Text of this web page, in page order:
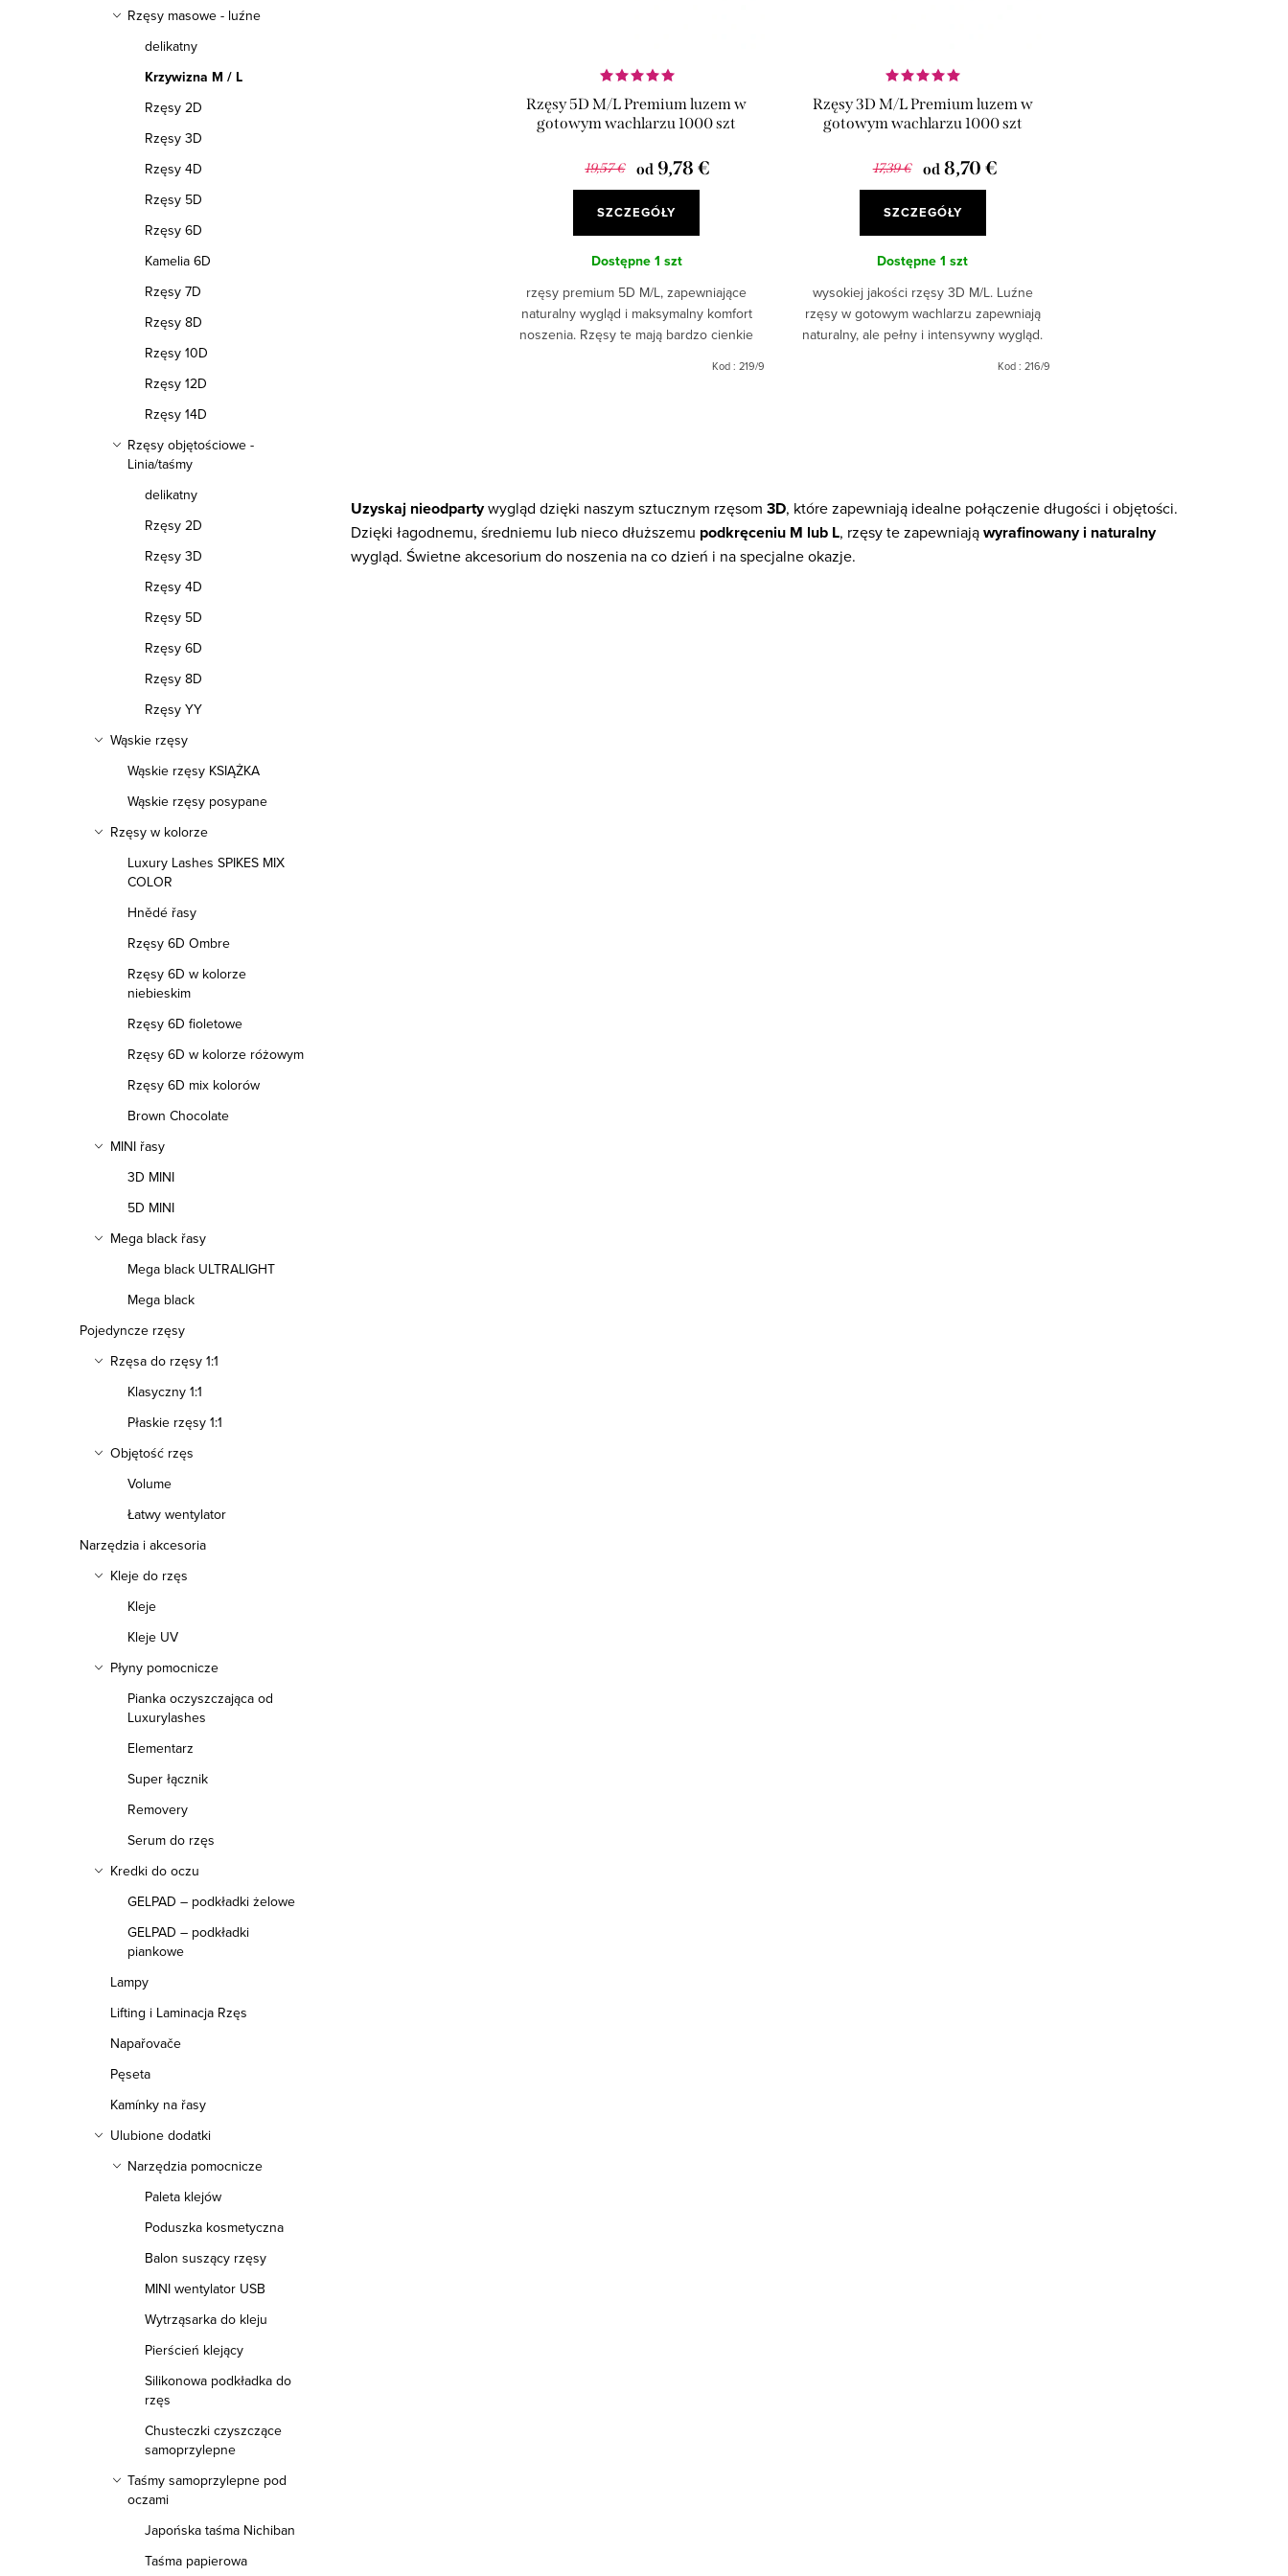
Rzęsy masowe - luźne
delikatny
Krzywizna M / L
Rzęsy 2D
Rzęsy 3D
Rzęsy 4D
Rzęsy 5D
Rzęsy 6D
Kamelia 6D
Rzęsy 7D
Rzęsy 8D
Rzęsy 10D
Rzęsy 12D
Rzęsy 14D
Rzęsy objętościowe -
Linia/taśmy
delikatny
Rzęsy 2D
Rzęsy 3D
Rzęsy 4D
Rzęsy 5D
Rzęsy 6D
Rzęsy 8D
Rzęsy YY
Wąskie rzęsy
Wąskie rzęsy KSIĄŻKA
Wąskie rzęsy posypane
Rzęsy w kolorze
Luxury Lashes SPIKES MIX
COLOR
Hnědé řasy
Rzęsy 6D Ombre
Rzęsy 6D w kolorze
niebieskim
Rzęsy 6D fioletowe
Rzęsy 6D w kolorze różowym
Rzęsy 6D mix kolorów
Brown Chocolate
MINI řasy
3D MINI
5D MINI
Mega black řasy
Mega black ULTRALIGHT
Mega black
Pojedyncze rzęsy
Rzęsa do rzęsy 1:1
Klasyczny 1:1
Płaskie rzęsy 1:1
Objętość rzęs
Volume
Łatwy wentylator
Narzędzia i akcesoria
Kleje do rzęs
Kleje
Kleje UV
Płyny pomocnicze
Pianka oczyszczająca od
Luxurylashes
Elementarz
Super łącznik
Removery
Serum do rzęs
Kredki do oczu
GELPAD – podkładki żelowe
GELPAD – podkładki
piankowe
Lampy
Lifting i Laminacja Rzęs
Napařovače
Pęseta
Kamínky na řasy
Ulubione dodatki
Narzędzia pomocnicze
Paleta klejów
Poduszka kosmetyczna
Balon suszący rzęsy
MINI wentylator USB
Wytrząsarka do kleju
Pierścień klejący
Silikonowa podkładka do
rzęs
Chusteczki czyszczące
samoprzylepne
Taśmy samoprzylepne pod
oczami
Japońska taśma Nichiban
Taśma papierowa
Rzęsy 5D M/L Premium luzem w
gotowym wachlarzu 1000 szt
19,57 € od 9,78 €
SZCZEGÓŁY
Dostępne 1 szt
rzęsy premium 5D M/L, zapewniające
naturalny wygląd i maksymalny komfort
noszenia. Rzęsy te mają bardzo cienkie
Kod : 219/9
Rzęsy 3D M/L Premium luzem w
gotowym wachlarzu 1000 szt
17,39 € od8,70 €
SZCZEGÓŁY
Dostępne1 szt
wysokiej jakości rzęsy 3D M/L. Luźne
rzęsy w gotowym wachlarzu zapewniają
naturalny, ale pełny i intensywny wygląd.
Kod : 216/9
o
n
t
Uzyskaj nieodpartywygląd dzięki naszym sztucznym rzęsom 3D, które zapewniają idealne połączenie długości i objętości.
Dzięki łagodnemu, średniemu lub nieco dłuższemu podkręceniu M lub L, rzęsy te zapewniająwyrafinowany i naturalny
wygląd. Świetne akcesorium do noszenia na co dzień i na specjalne okazje.